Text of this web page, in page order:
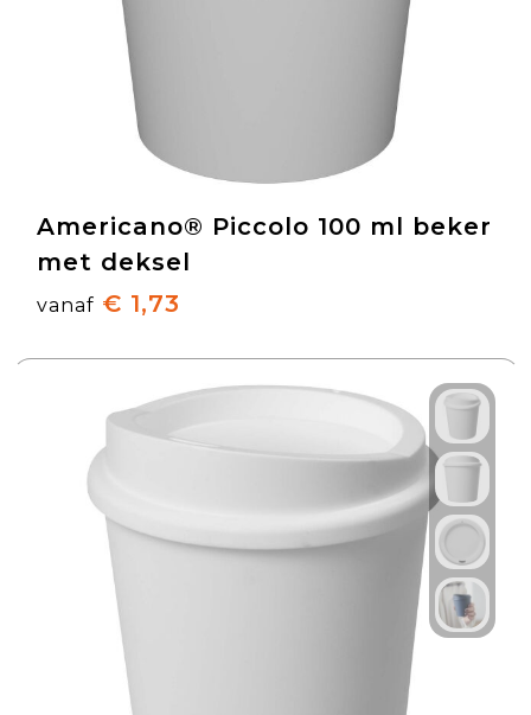
Americano® Piccolo 100 ml beker
met deksel
vanaf € 1,73